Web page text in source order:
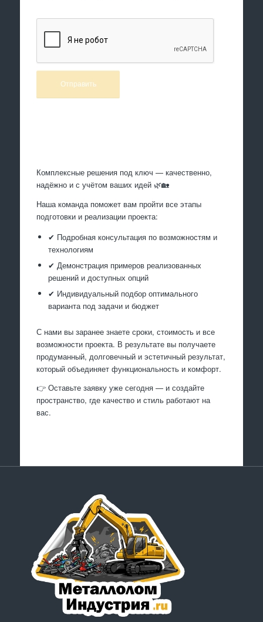
Комплексные решения под ключ — качественно,
надёжно и с учётом ваших идей 🌿🏡
Наша команда поможет вам пройти все этапы
подготовки и реализации проекта:
✔ Подробная консультация по возможностям и
технологиям
✔ Демонстрация примеров реализованных
решений и доступных опций
✔ Индивидуальный подбор оптимального
варианта под задачи и бюджет
С нами вы заранее знаете сроки, стоимость и все
возможности проекта. В результате вы получаете
продуманный, долговечный и эстетичный результат,
который объединяет функциональность и комфорт.
👉 Оставьте заявку уже сегодня — и создайте
пространство, где качество и стиль работают на
вас.